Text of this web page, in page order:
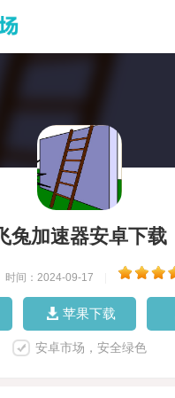
飞兔加速器安卓下载
时间：2024-09-17
苹果下载
安卓市场，安全绿色